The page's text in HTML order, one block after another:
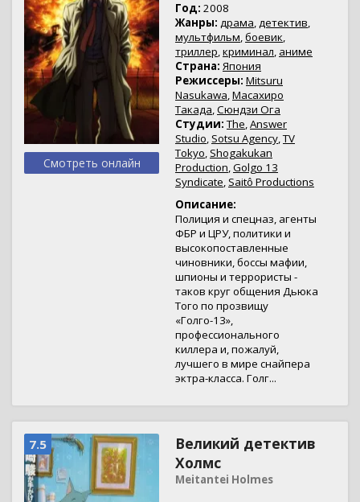
Смотреть онлайн
Год: 2008
Жанры: драма,детектив,
мультфильм,боевик,
триллер,криминал, аниме
Страна: Япония
Режиссеры: Mitsuru
Nasukawa,Масахиро
Такада,Сюндзи Ога
Студии: The,Answer
Studio,Sotsu Agency,TV
Tokyo,Shogakukan
Production,Golgo 13
Syndicate,Saitô Productions
Описание:
Полиция и спецназ, агенты
ФБР и ЦРУ, политики и
высокопоставленные
чиновники, боссы мафии,
шпионы и террористы -
таков круг общения Дьюка
Того по прозвищу
«Голго-13»,
профессионального
киллера и, пожалуй,
лучшего в мире снайпера
эктра-класса. Голг...
7.5
Великий детектив
Холмс
Meitantei Holmes